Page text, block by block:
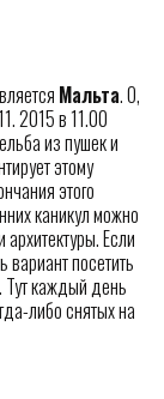
Мальта. О,
2015 в 11.00
из пушек и
этому
этого
каникул можно
Если
вариант посетить
Тут каждый день
либо снятых на